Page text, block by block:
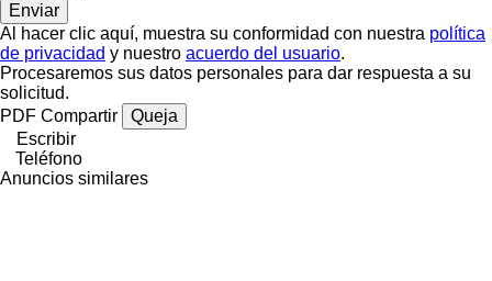
Al hacer clic aquí, muestra su conformidad con nuestra política
de privacidad y nuestro acuerdo del usuario.
Procesaremos sus datos personales para dar respuesta a su
solicitud.
PDF Compartir
Queja
Escribir
Teléfono
Anuncios similares